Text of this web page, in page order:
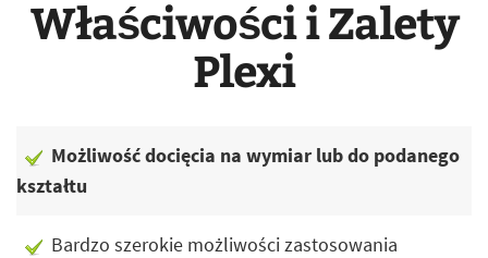
Właściwości i Zalety
Plexi
Możliwość docięcia na wymiar lub do podanego
kształtu
Bardzo szerokie możliwości zastosowania